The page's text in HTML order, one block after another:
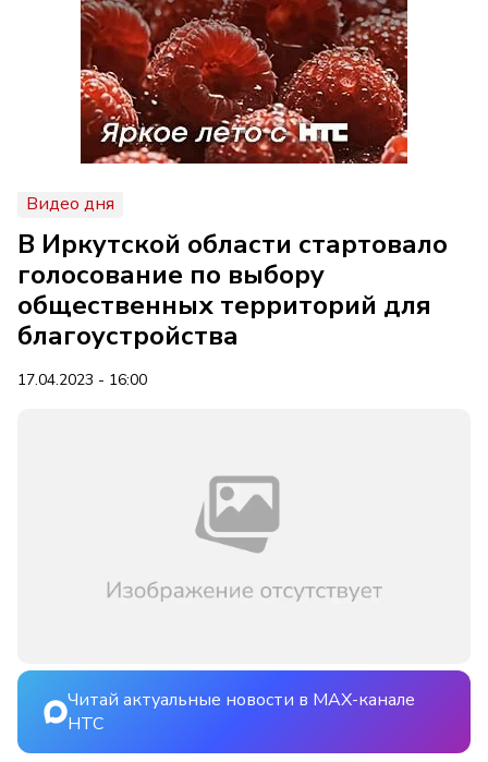
Видео дня
В Иркутской области стартовало
голосование по выбору
общественных территорий для
благоустройства
17.04.2023 - 16:00
Читай актуальные новости в MAX-канале
НТС